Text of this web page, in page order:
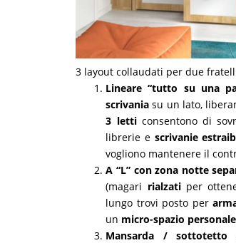
3 layout collaudati per due
Lineare “tutto su una
scrivania su un lato,
3 letticonsentono di
librerie e scrivanie
vogliono mantenere il
A “L” con zona notte
(magari rialzatiper
lungo trovi posto per
un micro-spazio personale
Mansarda / sottotetto